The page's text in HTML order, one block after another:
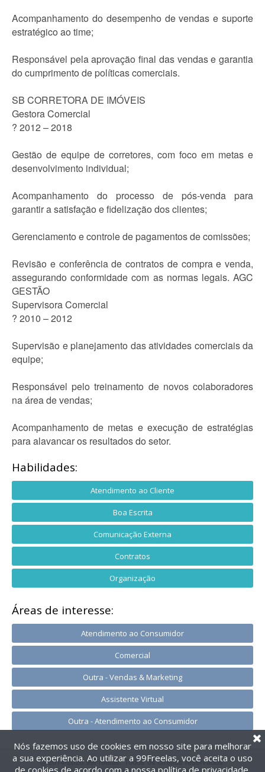
Acompanhamento do desempenho de vendas e suporte
estratégico ao time;
Responsável pela aprovação final das vendas e garantia
do cumprimento de políticas comerciais.
SB CORRETORA DE IMÓVEIS
Gestora Comercial
? 2012 – 2018
Gestão de equipe de corretores, com foco em metas e
desenvolvimento individual;
Acompanhamento do processo de pós-venda para
garantir a satisfação e fidelização dos clientes;
Gerenciamento e controle de pagamentos de comissões;
Revisão e conferência de contratos de compra e venda,
assegurando conformidade com as normas legais. AGC
GESTÃO
Supervisora Comercial
? 2010 – 2012
Supervisão e planejamento das atividades comerciais da
equipe;
Responsável pelo treinamento de novos colaboradores
na área de vendas;
Acompanhamento de metas e execução de estratégias
para alavancar os resultados do setor.
Habilidades:
Atendimento ao Cliente
Boa Escrita
Comunicação Externa
Contratos
Organização
Áreas de interesse:
Atendimento ao Consumidor
Comercial
Outra - Vendas & Marketing
Assistente Virtual
Outra - Atendimento ao Consumidor
@2014-2026 99Freelas. Todos os direitos reservados.
Nós fazemos uso de cookies em nosso site para melhorar
a sua experiência. Ao utilizar a 99Freelas, você aceita o uso
de cookies de acordo com a nossa política de privacidade